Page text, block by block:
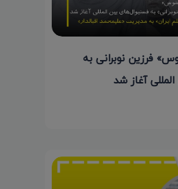
فرزین نوبرانی به
آغاز شد